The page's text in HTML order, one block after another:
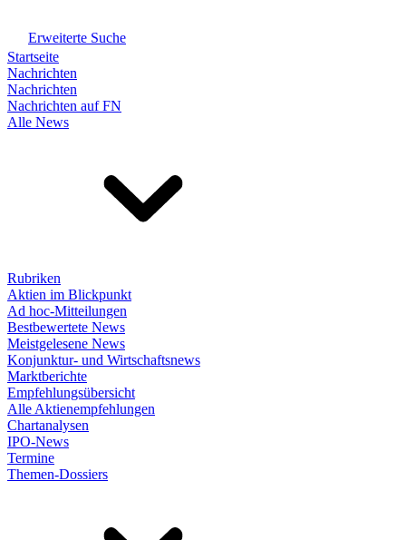
Erweiterte Suche
Startseite
Nachrichten
Nachrichten
Nachrichten auf FN
Alle News
Rubriken
Aktien im Blickpunkt
Ad hoc-Mitteilungen
Bestbewertete News
Meistgelesene News
Konjunktur- und Wirtschaftsnews
Marktberichte
Empfehlungsübersicht
Alle Aktienempfehlungen
Chartanalysen
IPO-News
Termine
Themen-Dossiers